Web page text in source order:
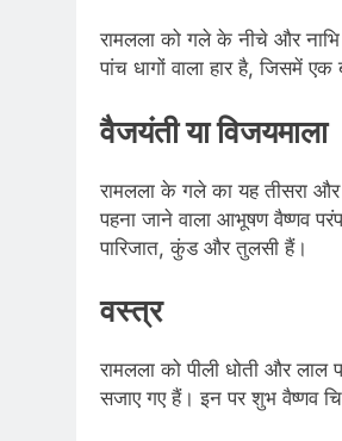
रामलला को गले के नीचे और नाभि
पांच धागों वाला हार है, जिसमें
वैजयंती या विजयमाला
रामलला के गले का यह तीसरा
पहना जाने वाला आभूषण वैष्णव
पारिजात, कुंड और तुलसी हैं।
वस्त्र
रामलला को पीली धोती और
सजाए गए हैं। इन पर शुभ वैष्णव